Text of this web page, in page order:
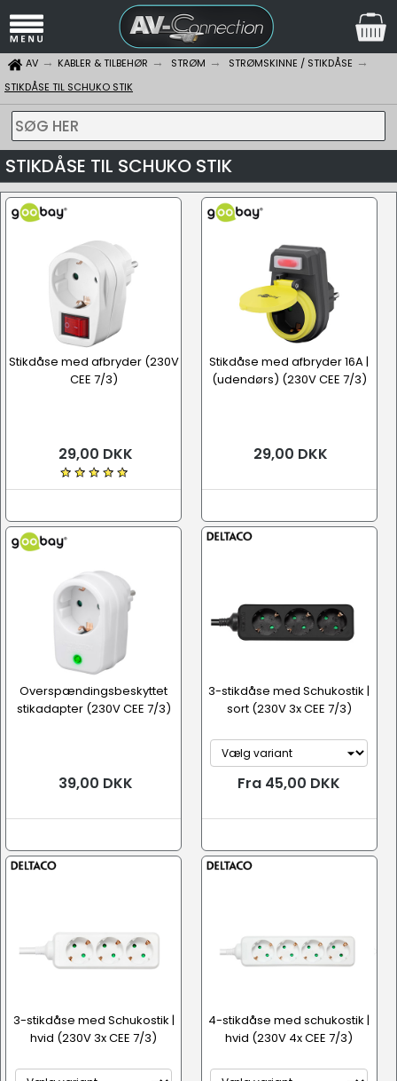
AV KABLER & TILBEHØR STRØM
STRØMSKINNE / STIKDÅSE
STIKDÅSE TIL SCHUKO STIK
SØG HER
STIKDÅSE TIL SCHUKO STIK
Stikdåse med afbryder (230V
CEE 7/3)
29,00 DKK
Stikdåse med afbryder 16A |
(udendørs) (230V CEE 7/3)
29,00 DKK
Overspændingsbeskyttet
stikadapter (230V CEE 7/3)
39,00 DKK
3-stikdåse med Schukostik |
sort (230V 3x CEE 7/3)
Fra 45,00 DKK
3-stikdåse med Schukostik |
hvid (230V 3x CEE 7/3)
4-stikdåse med schukostik |
hvid (230V 4x CEE 7/3)